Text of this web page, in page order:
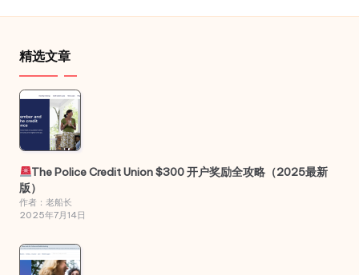
精选文章
The Police Credit Union $300 开户奖励全攻略（2025最新
版）
作者：老船长
2025年7月14日